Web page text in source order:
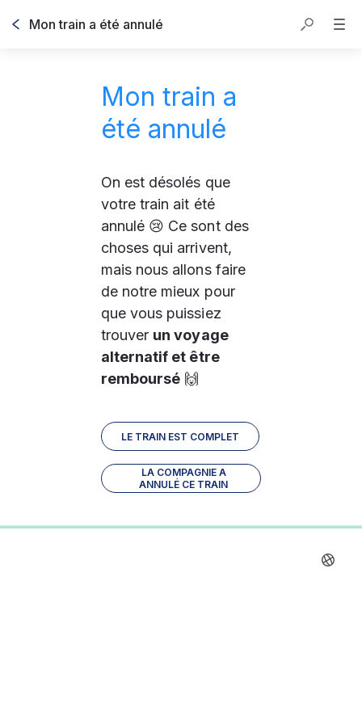
Mon train a été annulé
Mon train a
été annulé
On est désolés que
votre train ait été
annulé 😢 Ce sont des
choses qui arrivent,
mais nous allons faire
de notre mieux pour
que vous puissiez
trouver un voyage
alternatif et être
remboursé 🙌
LE TRAIN EST COMPLET
LA COMPAGNIE A
ANNULÉ CE TRAIN
0%